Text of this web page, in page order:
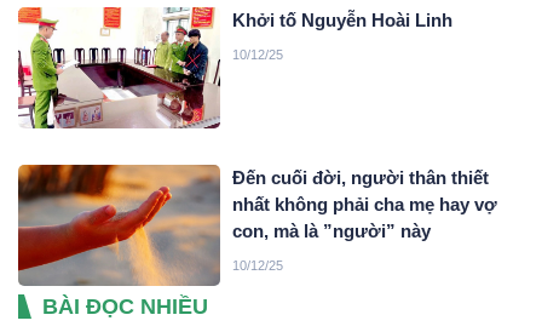
Khởi tố Nguyễn Hoài Linh
10/12/25
Đến cuối đời, người thân thiết
nhất không phải cha mẹ hay vợ
con, mà là ”người” này
10/12/25
BÀI ĐỌC NHIỀU